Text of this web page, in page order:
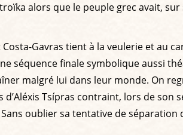
alors que le peuple grec avait,
Gavras tient à la veulerie et au
séquence finale symbolique aussi
malgré lui dans leur monde. On
Tsípras contraint, lors de
oublier sa tentative de séparation